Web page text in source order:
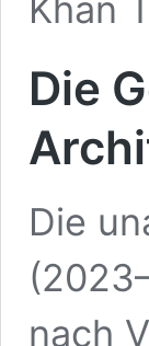
Die
Die
nach